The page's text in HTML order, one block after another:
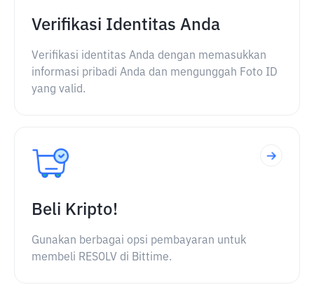
Verifikasi Identitas Anda
Verifikasi identitas Anda dengan memasukkan
informasi pribadi Anda dan mengunggah Foto ID
yang valid.
Beli Kripto!
Gunakan berbagai opsi pembayaran untuk
membeli RESOLV di Bittime.